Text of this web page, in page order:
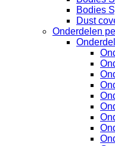
Bodies
Dust
Onderdelen